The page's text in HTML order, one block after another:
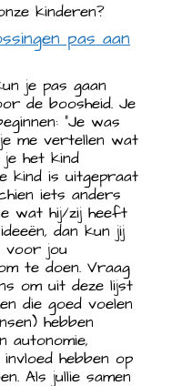
kinderen?
pas aan
je pas gaan
de boosheid. Je
“Je was
me vertellen wat
je het kind
kind is uitgepraat
iets anders
wat hij/zij heeft
dan kun jij
voor jou
te doen. Vraag
om uit deze lijst
die goed voelen
hebben
autonomie,
hebben op
Als jullie samen